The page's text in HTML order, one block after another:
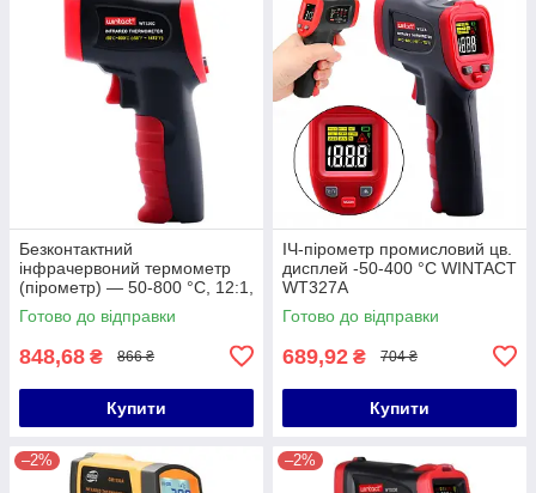
Безконтактний
інфрачервоний термометр
(пірометр) — 50-800 °C, 12:1,
EMS = 0,1-1 WINTACT
WT326C
Готово до відправки
848,68 ₴ 866 ₴
Купити
ІЧ-пірометр промисловий цв.
дисплей -50-400 °C WINTACT
WT327A
Готово до відправки
689,92 ₴ 704 ₴
Купити
–2% –2%